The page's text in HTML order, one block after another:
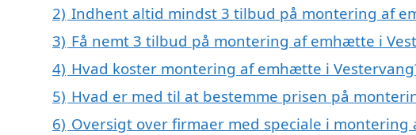
2) Indhent altid mindst 3 tilbud på montering af
3) Få nemt 3 tilbud på montering af emhætte i
4) Hvad koster montering af emhætte i
5) Hvad er med til at bestemme prisen på
6) Oversigt over firmaer med speciale i